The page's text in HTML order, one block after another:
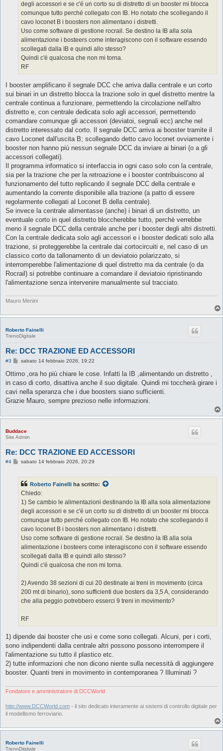
degli accessori e se c'é un corto su di distretto di un booster mi blocca
comunque tutto perché collegato con IB. Ho notato che scollegando il
cavo loconet B i boosters non alimentano i distretti.
Uso come software di gestione rocrail. Se destino la IB alla sola
alimentazione i bosteers come interagiscono con il software essendo
scollegati dalla IB e quindi allo stesso?
Quindi c'é qualcosa che non mi torna.
RF
I booster amplificano il segnale DCC che arriva dalla centrale e un corto
sui binari in un distretto blocca la trazione solo in quel distretto mentre la
centrale continua a funzionare, permettendo la circolazione nell'altro
distretto e, con centrale dedicata solo agli accessori, permettendo
comandare comunque gli accessori (deviatoi, segnali ecc) anche nel
distretto interessato dal corto. Il segnale DCC arriva ai booster tramite il
cavo Loconet dall'uscita B; scollegando detto cavo loconet ovviamente i
booster non hanno più nessun segnale DCC da inviare ai binari (o a gli
accessori collegati).
Il programma informatico si interfaccia in ogni caso solo con la centrale,
sia per la trazione che per la retroazione e i booster contribuiscono al
funzionamento del tutto replicando il segnale DCC della centrale e
aumentando la corrente disponibile alla trazione (a patto di essere
regolarmente collegati al Loconet B della centrale).
Se invece la centrale alimentasse (anche) i binari di un distretto, un
eventuale corto in quel distretto bloccherebbe tutto, perchè verrebbe
meno il segnale DCC della centrale anche per i booster degli altri distretti.
Con la centrale dedicata solo agli accessori e i booster dedicati solo alla
trazione, si proteggerebbe la centrale dai cortocircuiti e, nel caso di un
classico corto da tallonamento di un deviatoio polarizzato, si
interromperebbe l'alimentazione di quel distretto ma da centrale (o da
Rocrail) si potrebbe continuare a comandare il deviatoio ripristinando
l'alimentazione senza intervenire manualmente sul tracciato.
Mauro Menini
Roberto Fainelli
TrenoDigitale
Re: DCC TRAZIONE ED ACCESSORI
#3
M
s
a
g
i
sabato 14 febbraio 2026, 19:22
Ottimo ,ora ho più chiare le cose. Infatti la IB ,alimentando un distretto ,
in caso di corto, disattiva anche il suo digitale. Quindi mi toccherà girare i
cavi nella speranza che i due boosters siano sufficienti.
Grazie Mauro, sempre prezioso nelle informazioni.
Buddace
Site Admin
Re: DCC TRAZIONE ED ACCESSORI
#4
M
a
g
o
sabato 14 febbraio 2026, 20:29
Roberto Fainelli ha scritto:
Chiedo:
1) Se cambio le alimentazioni destinando la IB alla sola alimentazione
degli accessori e se c'é un corto su di distretto di un booster mi blocca
comunque tutto perché collegato con IB. Ho notato che scollegando il
cavo loconet B i boosters non alimentano i distretti.
Uso come software di gestione rocrail. Se destino la IB alla sola
alimentazione i bosteers come interagiscono con il software essendo
scollegati dalla IB e quindi allo stesso?
Quindi c'é qualcosa che non mi torna.
2) Avendo 38 sezioni di cui 20 destinate ai treni in movimento (circa
200 mt di binario), sono sufficienti due bosters da 3,5 A, considerando
che alla peggio potrebbero esserci 9 treni in movimento?
RF
1) dipende dai booster che usi e come sono collegati. Alcuni, per i corti,
sono indipendenti dalla centrale altri possono possono interrompere il
l'alimentazione su tutto il plastico etc.
2) tutte informazioni che non dicono niente sulla necessità di aggiungere
booster. Quanti treni in movimento in contemporanea ? Illuminati ?
Fondatore e amministratore di DCCWorld
http://www.DCCWorld.com - il sito dedicato interamente ai sistemi di controllo digitale per
il modellismo ferroviario.
Roberto Fainelli
TrenoDigitale